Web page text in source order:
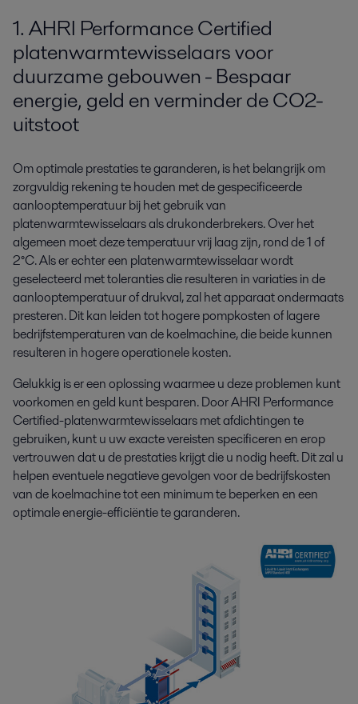
1. AHRI Performance Certified
platenwarmtewisselaars voor
duurzame gebouwen - Bespaar
energie, geld en verminder de CO2-
uitstoot
Om optimale prestaties te garanderen, is het belangrijk om
zorgvuldig rekening te houden met de gespecificeerde
aanlooptemperatuur bij het gebruik van
platenwarmtewisselaars als drukonderbrekers. Over het
algemeen moet deze temperatuur vrij laag zijn, rond de 1 of
2°C. Als er echter een platenwarmtewisselaar wordt
geselecteerd met toleranties die resulteren in variaties in de
aanlooptemperatuur of drukval, zal het apparaat ondermaats
presteren. Dit kan leiden tot hogere pompkosten of lagere
bedrijfstemperaturen van de koelmachine, die beide kunnen
resulteren in hogere operationele kosten.
Gelukkig is er een oplossing waarmee u deze problemen kunt
voorkomen en geld kunt besparen. Door AHRI Performance
Certified-platenwarmtewisselaars met afdichtingen te
gebruiken, kunt u uw exacte vereisten specificeren en erop
vertrouwen dat u de prestaties krijgt die u nodig heeft. Dit zal u
helpen eventuele negatieve gevolgen voor de bedrijfskosten
van de koelmachine tot een minimum te beperken en een
optimale energie-efficiëntie te garanderen.